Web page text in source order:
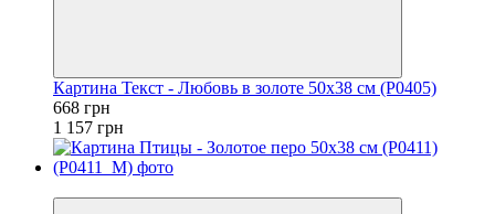
Картина Текст - Любовь в золоте 50x38 см (P0405)
668 грн
1 157 грн